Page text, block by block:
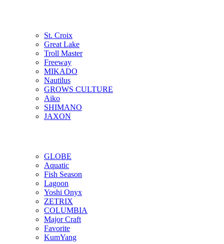
St. Croix
Great Lake
Troll Master
Freeway
MIKADO
Nautilus
GROWS CULTURE
Aiko
SHIMANO
JAXON
GLOBE
Aquatic
Fish Season
Lagoon
Yoshi Onyx
ZETRIX
COLUMBIA
Major Craft
Favorite
KumYang